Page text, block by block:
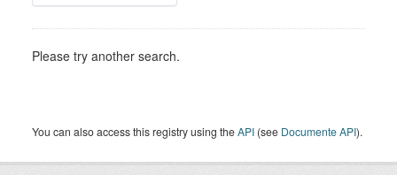
Please try another search.
You can also access this registry using theAPI (see Documente API).